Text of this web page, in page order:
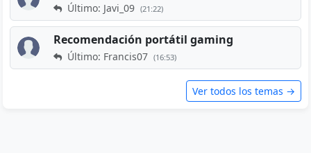
Último: Javi_09 (21:22)
Recomendación portátil gaming
Último: Francis07 (16:53)
Ver todos los temas →